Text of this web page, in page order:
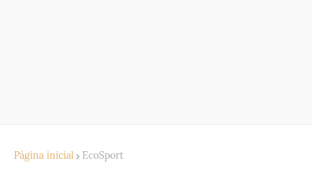
Página inicial EcoSport